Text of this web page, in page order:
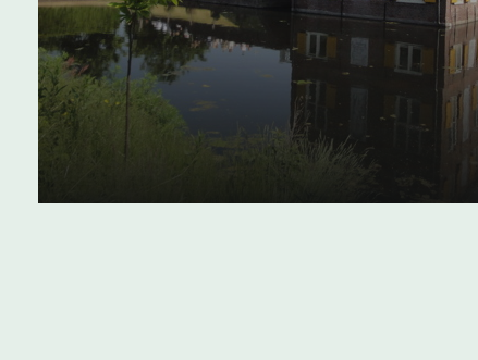
Landgoedwandelen:
Leidschendam-Voorburg
Het hele jaar - gratis